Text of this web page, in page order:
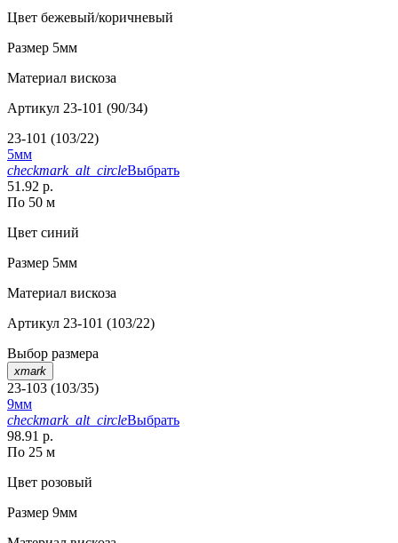
Цвет бежевый/коричневый
Размер 5мм
Материал вискоза
Артикул 23-101 (90/34)
23-101 (103/22)
5мм
checkmark_alt_circleВыбрать
51.92 р.
По 50 м
Цвет синий
Размер 5мм
Материал вискоза
Артикул 23-101 (103/22)
Выбор размера
xmark
23-103 (103/35)
9мм
checkmark_alt_circleВыбрать
98.91 р.
По 25 м
Цвет розовый
Размер 9мм